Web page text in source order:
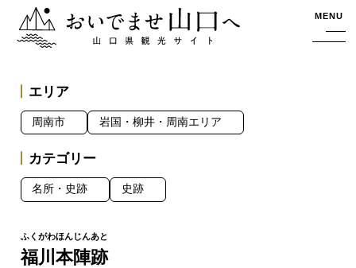
おいでませ山口へー山口県観光サイト MENU
福川本陣跡
エリア
周南市 岩国・柳井・周南エリア
カテゴリー
名所・史跡 史跡